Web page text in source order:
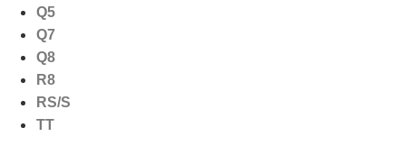
Q5
Q7
Q8
R8
RS/S
TT